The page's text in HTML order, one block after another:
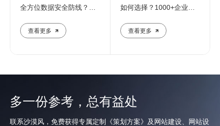
全方位数据安全防线？专
查看更多
如何选择？1000+企业推
查看更多
多一份参考，总有益处
联系沙漠风，免费获得专属定制《策划方案》及网站建设、网站设